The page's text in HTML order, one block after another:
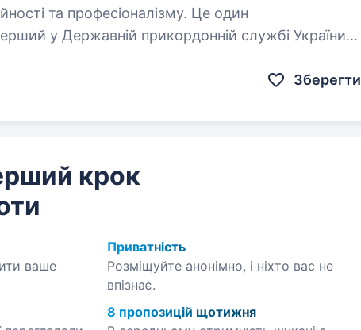
та професіоналізму. Це один
у Державній прикордонній службі України
Зберегти
крок
ваше
Приватність
Розміщуйте анонімно, і ніхто вас не
впізнає.
8 пропозицій щотижня